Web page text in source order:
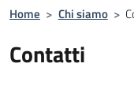
Home > Chi siamo >
Contatti